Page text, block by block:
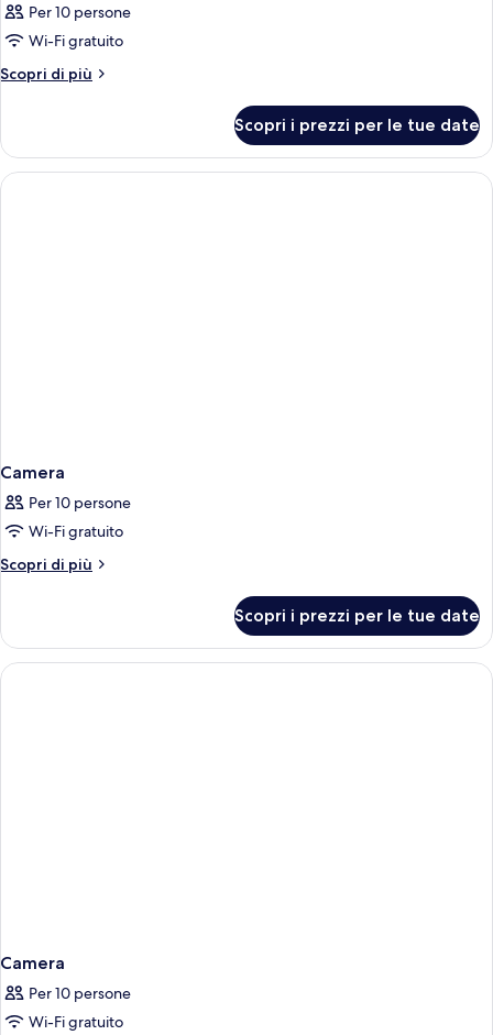
Per 10 persone
Wi-Fi gratuito
Scopri di più
Altri
Scopri i prezzi per le tue date
Camera
Per 10 persone
Wi-Fi gratuito
Scopri di più
Altri
Scopri i prezzi per le tue date
Camera
Per 10 persone
Wi-Fi gratuito